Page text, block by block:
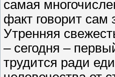
самая
факт говорит сам
Утренняя
– сегодня –
трудится ради